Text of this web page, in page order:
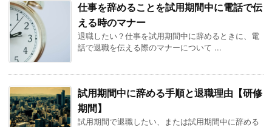
仕事を辞めることを試用期間中に電話で伝
える時のマナー
退職したい？仕事を試用期間中に辞めるときに、電
話で退職を伝える際のマナーについて ...
試用期間中に辞める手順と退職理由【研修
期間】
試用期間で退職したい、または試用期間中に辞める